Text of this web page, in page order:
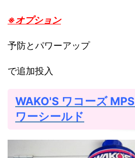
※オプション
予防とパワーアップ
で追加投入
WAKO'S ワコーズ MPS
ワーシールド